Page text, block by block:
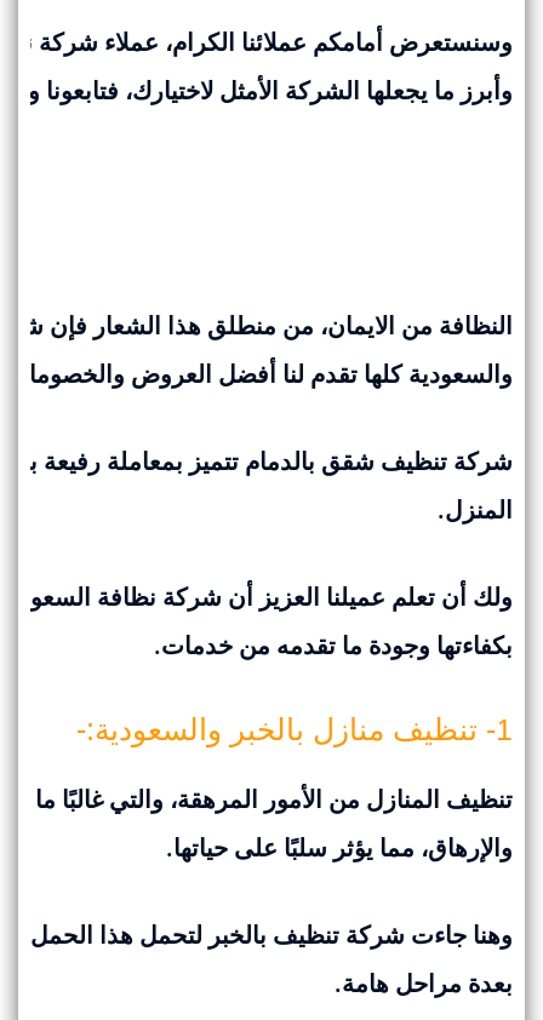
وسنستعرض أمامكم عملائنا الكرام، عملاء شركة
وأبرز ما يجعلها الشركة الأمثل لاختيارك، فتابعونا
النظافة من الايمان، من منطلق هذا الشعار فإن
والسعودية كلها تقدم لنا أفضل العروض
شركة تنظيف شقق بالدمام تتميز بمعاملة رفيعة
المنزل.
ولك أن تعلم عميلنا العزيز أن شركة نظافة
بكفاءتها وجودة ما تقدمه من خدمات.
1- تنظيف منازل بالخبر والسعودية:-
تنظيف المنازل من الأمور المرهقة، والتي غالبًا ما
والإرهاق، مما يؤثر سلبًا على حياتها.
وهنا جاءت شركة تنظيف بالخبر لتحمل هذا الحمل
بعدة مراحل هامة.